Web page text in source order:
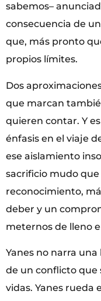
sabemos–
consecuencia de
que, más pronto
propios límites.
Dos
que marcan
quieren contar. Y
énfasis en el viaje
ese aislamiento
sacrificio mudo
reconocimiento,
deber y un
meternos de lleno
Yanes no narra
de un conflicto que
vidas. Yanes